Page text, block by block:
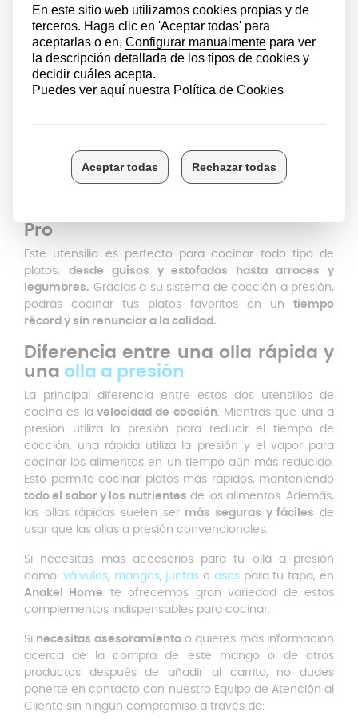
correctamenteen la tapa.
Después de cada uso, limpiarla conagua y jabón
suave. Si tienes restos incrustados, utiliza un cepillo
suave para eliminarlos.
No utilicesproductos abrasivos para limpiarla,
que pueden dañar el revestimiento antiadherente.
Si la olla presentamanchas o decoloración, debes
añadir un poco debicarbonato de sodio y agua
frotarlo.
Pro
Este utensilio es perfecto para cocinar todo tipo de
platos, desde guisos y estofados hasta arroces y
legumbres. Gracias a su sistema de cocción a presión,
podrás cocinar tus platos favoritos en un tiempo
récord y sin renunciar a la calidad.
Diferencia entre una olla rápida y
una olla a presión
La principal diferencia entre estos dos utensilios de
cocina es lavelocidad de cocción. Mientras que una a
presión utiliza la presión para reducir el tiempo de
cocción, una rápida utiliza la presión y el vapor para
cocinar los alimentos en un tiempo aún más reducido.
Esto permite cocinar platos más rápidos, manteniendo
todo el sabor y los nutrientes de los alimentos. Además,
las ollas rápidas suelen ser más seguras y fáciles de
usar que las ollas a presión convencionales.
Si necesitas más accesorios para tu olla a presión
como: válvulas, mangos, juntas o asas para tu tapa, en
Anakel Home
te ofrecemos gran variedad de estos
complementos indispensables para cocinar.
Si necesitas asesoramientoo quieres más información
acerca de la compra de este mango o de otros
productos después de añadir al carrito, no dudes
ponerte en contacto con nuestro Equipo de Atención al
Cliente sin ningún compromiso a través de: